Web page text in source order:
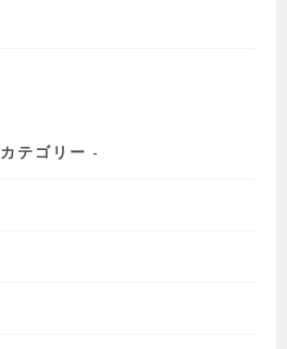
カテゴリー